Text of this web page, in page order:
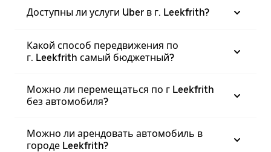
Доступны ли услуги Uber в г. Leekfrith?
Какой способ передвижения по
г. Leekfrith самый бюджетный?
Можно ли перемещаться по г Leekfrith
без автомобиля?
Можно ли арендовать автомобиль в
городе Leekfrith?